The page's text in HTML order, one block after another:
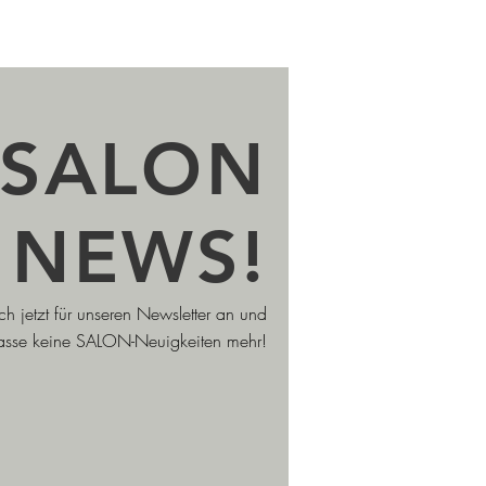
SALON
NEWS!
jetztfür unseren Newsletter an und
keine SALON-Neuigkeiten mehr!